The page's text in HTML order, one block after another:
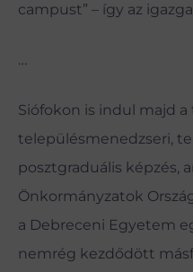
campust” – így az
…
Siófokon is indul majd
településmenedzseri,
posztgraduális képzés,
Önkormányzatok
a Debreceni Egyetem
nemrég kezdődött